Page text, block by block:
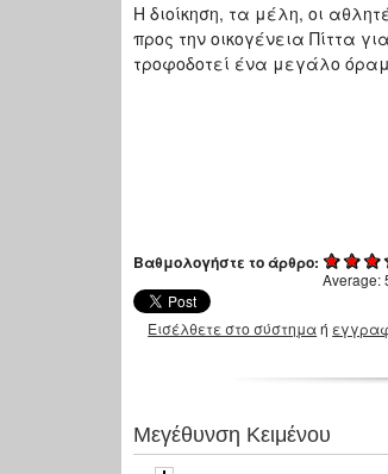
Η διοίκηση, τα μέλη, οι
προς την οικογένεια Πίττα
τροφοδοτεί ένα μεγάλο
Βαθμολογήστε το άρθρο:
Average:
Εισέλθετε στο σύστημαή
Μεγέθυνση Κειμένου